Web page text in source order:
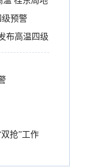
级预警
布高温四级
抢”工作